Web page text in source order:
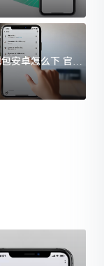
安卓怎么下 官方
避坑指南